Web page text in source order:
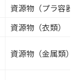
資源物（プラ容器
資源物（衣類）（
資源物（金属類）